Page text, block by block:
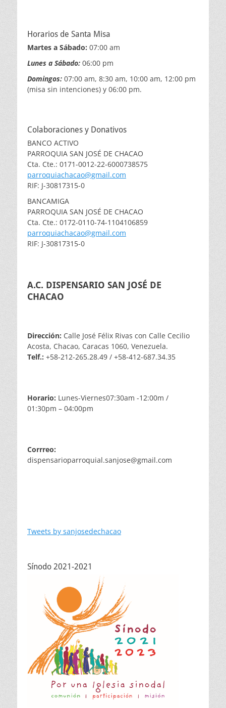
Horarios de Santa Misa
Martes a Sábado: 07:00 am
Lunes a Sábado: 06:00 pm
Domingos: 07:00 am, 8:30 am, 10:00 am, 12:00 pm
(misa sin intenciones) y 06:00 pm.
Colaboraciones y Donativos
BANCO ACTIVO
PARROQUIA SAN JOSÉ DE CHACAO
Cta. Cte.: 0171-0012-22-6000738575
parroquiachacao@gmail.com
RIF: J-30817315-0
BANCAMIGA
PARROQUIA SAN JOSÉ DE CHACAO
Cta. Cte.: 0172-0110-74-1104106859
parroquiachacao@gmail.com
RIF: J-30817315-0
A.C. DISPENSARIO SAN JOSÉ DE
CHACAO
Dirección: Calle José Félix Rivas con Calle Cecilio
Acosta, Chacao, Caracas 1060, Venezuela.
Telf.: +58-212-265.28.49 / +58-412-687.34.35
Horario: Lunes-Viernes07:30am -12:00m /
01:30pm – 04:00pm
Corrreo:
dispensarioparroquial.sanjose@gmail.com
Tweets by sanjosedechacao
Sínodo 2021-2021